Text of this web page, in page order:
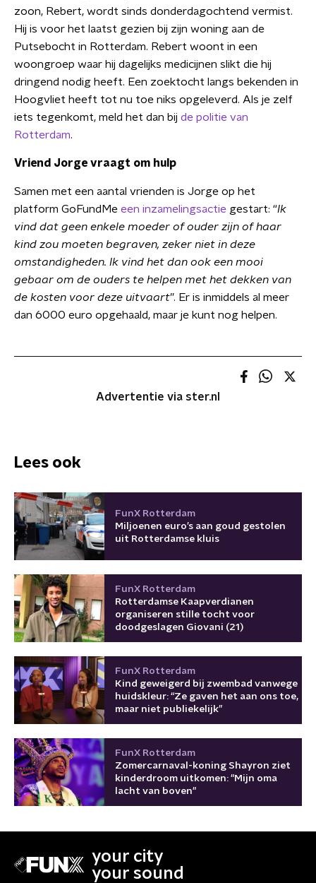
zoon, Rebert, wordt sinds donderdagochtend vermist.
Hij is voor het laatst gezien bij zijn woning aan de
Putsebocht in Rotterdam. Rebert woont in een
woongroep waar hij dagelijks medicijnen slikt die hij
dringend nodig heeft. Een zoektocht langs bekenden in
Hoogvliet heeft tot nu toe niks opgeleverd. Als je zelf
iets tegenkomt, meld het dan bij de politie van
Rotterdam.
Vriend Jorge vraagt om hulp
Samen met een aantal vrienden is Jorge op het
platform GoFundMe een inzamelingsactie gestart: “Ik
vind dat geen enkele moeder of ouder zijn of haar
kind zou moeten begraven, zeker niet in deze
omstandigheden. Ik vind het dan ook een mooi
gebaar om de ouders te helpen met het dekken van
de kosten voor deze uitvaart”. Er is inmiddels al meer
dan 6000 euro opgehaald, maar je kunt nog helpen.
Advertentie via ster.nl
Lees ook
FunX Rotterdam
Miljoenen euro’s aan goud gestolen
uit Rotterdamse kluis
FunX Rotterdam
Rotterdamse Kaapverdianen
organiseren stille tocht voor
doodgeslagen Giovani (21)
FunX Rotterdam
Kind geweigerd bij zwembad vanwege
huidskleur: “Ze gaven het aan ons toe,
maar niet publiekelijk”
FunX Rotterdam
Zomercarnaval-koning Shayron ziet
kinderdroom uitkomen: "Mijn oma
lacht van boven"
your city
your sound